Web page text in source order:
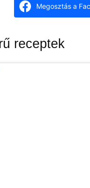
Megosztás a
receptek